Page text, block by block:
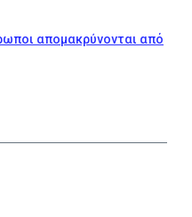
απομακρύνονται από